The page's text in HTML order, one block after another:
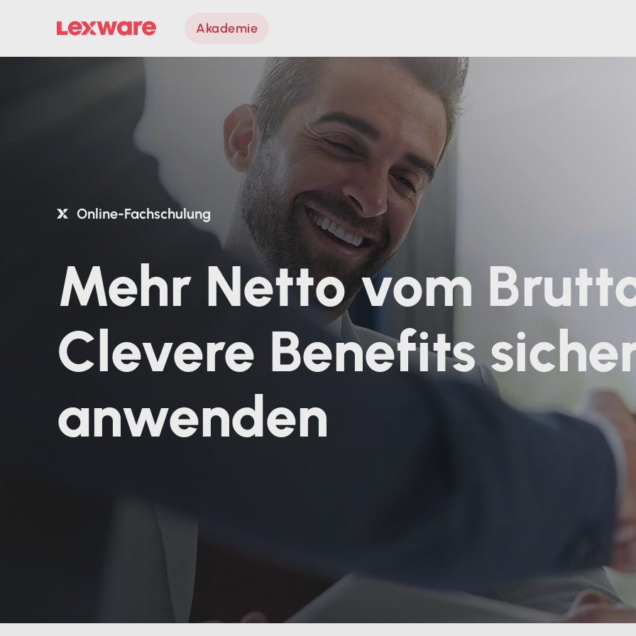
Akademie
Online-Fachschulung
Mehr Netto vom
Clevere Benefits
anwenden